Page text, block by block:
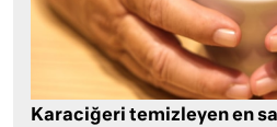
Karaciğeri temizleyen en